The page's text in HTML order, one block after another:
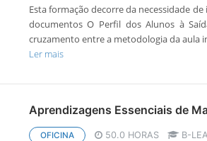
Esta formação decorre da necessidade
documentos O Perfil dos Alunos à
cruzamento entre a metodologia da aula
Ler mais
Aprendizagens Essenciais de
OFICINA 50.0 HORAS B-